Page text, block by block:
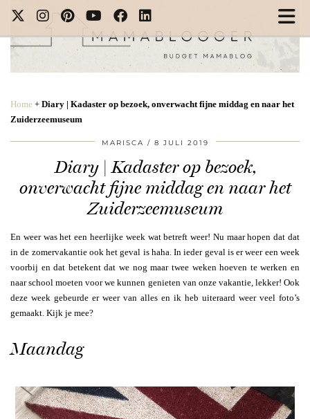
Home + Diary | Kadaster op bezoek, onverwacht fijne middag en naar het
Zuiderzeemuseum
MARISCA 8 JULI 2019
Diary | Kadaster op bezoek,
onverwacht fijne middag en naar het
Zuiderzeemuseum
En weer was het een heerlijke week wat betreft weer! Nu maar hopen dat dat
in de zomervakantie ook het geval is haha. In ieder geval is er weer een week
voorbij en dat betekent dat we nog maar twee weken hoeven te werken en
naar school moeten voor we kunnen genieten van onze vakantie, lekker! Ook
deze week gebeurde er weer van alles en ik heb uiteraard weer veel foto’s
gemaakt. Kijk je mee?
Maandag